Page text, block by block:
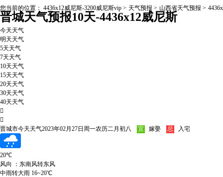
您当前的位置： 4436x12威尼斯-3200威尼斯vip > 天气预报 > 山西省天气预报 >
晋城天气预报10天-4436x12威尼斯
今天天气
明天天气
5天天气
7天天气
10天天气
15天天气
20天天气
30天天气
40天天气


晋城市今天天气2023年02月27日 周一农历二月初八 宜 嫁娶 忌 入宅
20℃
风向 ：东南风转东风
中雨转大雨 16~20℃